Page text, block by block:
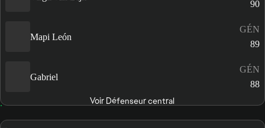
90
Mapi León
GÉN
89
Gabriel
GÉN
88
Voir Défenseur central